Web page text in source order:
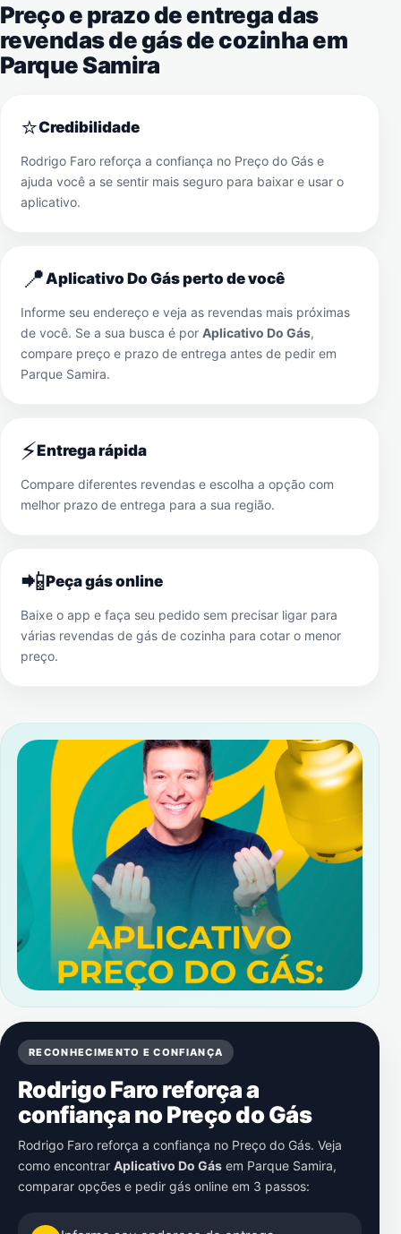
Preço e prazo de entrega das
revendas de gás de cozinha em
Parque Samira
⭐Credibilidade
Rodrigo Faro reforça a confiança no Preço do Gás e
ajuda você a se sentir mais seguro para baixar e usar o
aplicativo.
📍Aplicativo Do Gás perto de você
Informe seu endereço e veja as revendas mais próximas
de você. Se a sua busca é por Aplicativo Do Gás,
compare preço e prazo de entrega antes de pedir em
Parque Samira.
⚡Entrega rápida
Compare diferentes revendas e escolha a opção com
melhor prazo de entrega para a sua região.
📲Peça gás online
Baixe o app e faça seu pedido sem precisar ligar para
várias revendas de gás de cozinha para cotar o menor
preço.
RECONHECIMENTO E CONFIANÇA
Rodrigo Faro reforça a
confiança no Preço do Gás
Rodrigo Faro reforça a confiança no Preço do Gás. Veja
como encontrar Aplicativo Do Gás em Parque Samira,
comparar opções e pedir gás online em 3 passos: